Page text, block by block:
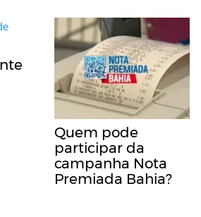
Quem pode
participar da
campanha Nota
Premiada Bahia?